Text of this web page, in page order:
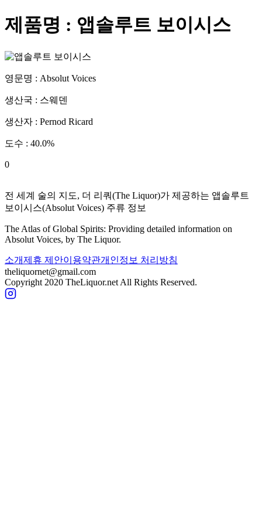
제품명 : 앱솔루트 보이시스
영문명 : Absolut Voices
생산국 : 스웨덴
생산자 : Pernod Ricard
도수 : 40.0%
0
전 세계 술의 지도, 더 리쿼(The Liquor)가 제공하는 앱솔루트
보이시스(Absolut Voices) 주류 정보
The Atlas of Global Spirits: Providing detailed information on
Absolut Voices, by The Liquor.
소개제휴 제안이용약관개인정보 처리방침
theliquornet@gmail.com
Copyright 2020 TheLiquor.net All Rights Reserved.